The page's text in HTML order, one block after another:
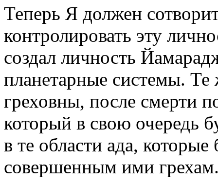
Теперь Я должен
контролировать эту
создал личность
планетарные системы.
греховны, после смерти
который в свою очередь
в те области ада, которые
совершенным ими